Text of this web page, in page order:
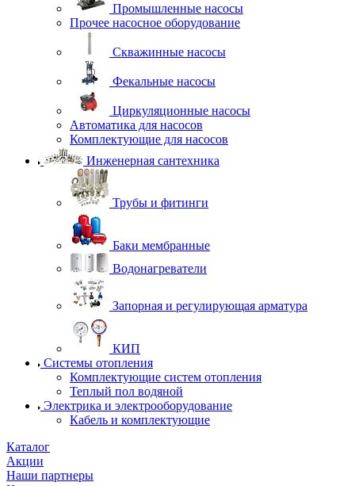
Промышленные насосы
Прочее насосное оборудование
Скважинные насосы
Фекальные насосы
Циркуляционные насосы
Автоматика для насосов
Комплектующие для насосов
Инженерная сантехника
Трубы и фитинги
Баки мембранные
Водонагреватели
Запорная и регулирующая арматура
КИП
Системы отопления
Комплектующие систем отопления
Теплый пол водяной
Электрика и электрооборудование
Кабель и комплектующие
Каталог
Акции
Наши партнеры